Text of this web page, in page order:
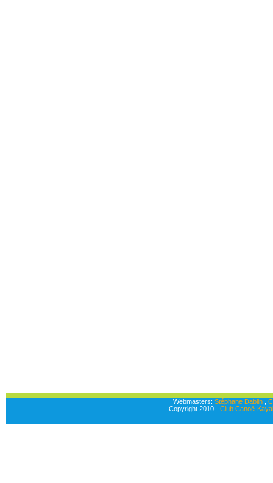
Webmasters: Stéphane Dablin,
Copyright 2010 - Club Canoë-